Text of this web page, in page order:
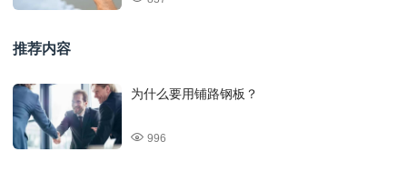
推荐内容
为什么要用铺路钢板？
996